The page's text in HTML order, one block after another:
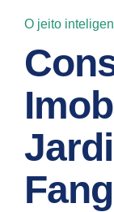
O jeito